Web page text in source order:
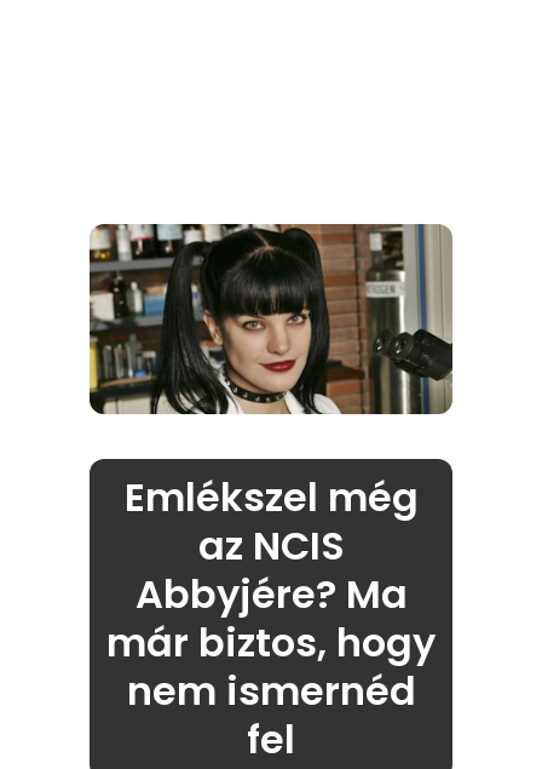
Emlékszel még
az NCIS
Abbyjére? Ma
már biztos, hogy
nem ismernéd
fel